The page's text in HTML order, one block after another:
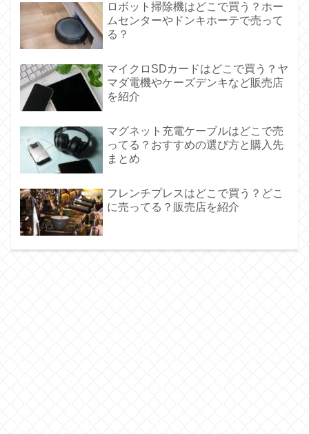
ロボット掃除機はどこで買う？ホー
ムセンターやドンキホーテで売って
る？
マイクロSDカードはどこで買う？ヤ
マダ電機やケーズデンキなど販売店
を紹介
マグネット充電ケーブルはどこで売
ってる？おすすめの選び方と購入先
まとめ
フレンチプレスはどこで買う？どこ
に売ってる？販売店を紹介